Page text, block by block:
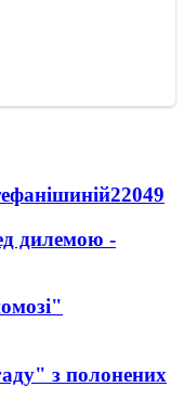
22049
дилемою -
з полонених